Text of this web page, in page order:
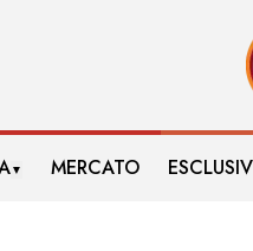
▼ MERCATO